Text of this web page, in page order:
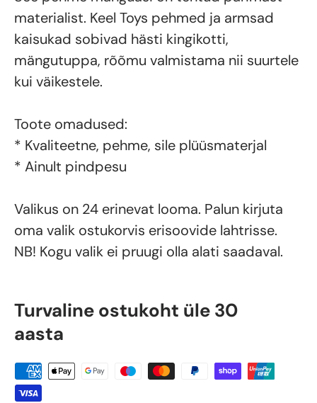
materialist. Keel Toys pehmed ja armsad
kaisukad sobivad hästi kingikotti,
mängutuppa, rõõmu valmistama nii suurtele
kui väikestele.
Toote omadused:
* Kvaliteetne, pehme, sile plüüsmaterjal
* Ainult pindpesu
Valikus on 24 erinevat looma. Palun kirjuta
oma valik ostukorvis erisoovide lahtrisse.
NB! Kogu valik ei pruugi olla alati saadaval.
Turvaline ostukoht üle 30
aasta